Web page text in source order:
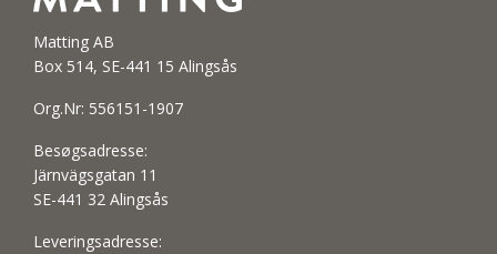
Matting AB
Box 514, SE-441 15 Alingsås
Org.Nr: 556151-1907
Besøgsadresse:
Järnvägsgatan 11
SE-441 32 Alingsås
Leveringsadresse: